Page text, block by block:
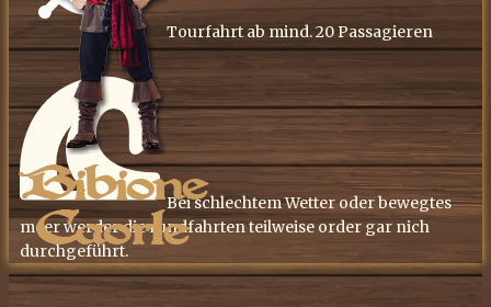
​Tourfahrt ab mind. 20 Passagieren
​Bei schlechtem Wetter oder bewegtes
meer werder die rundfahrten teilweise order gar nich
durchgeführt.